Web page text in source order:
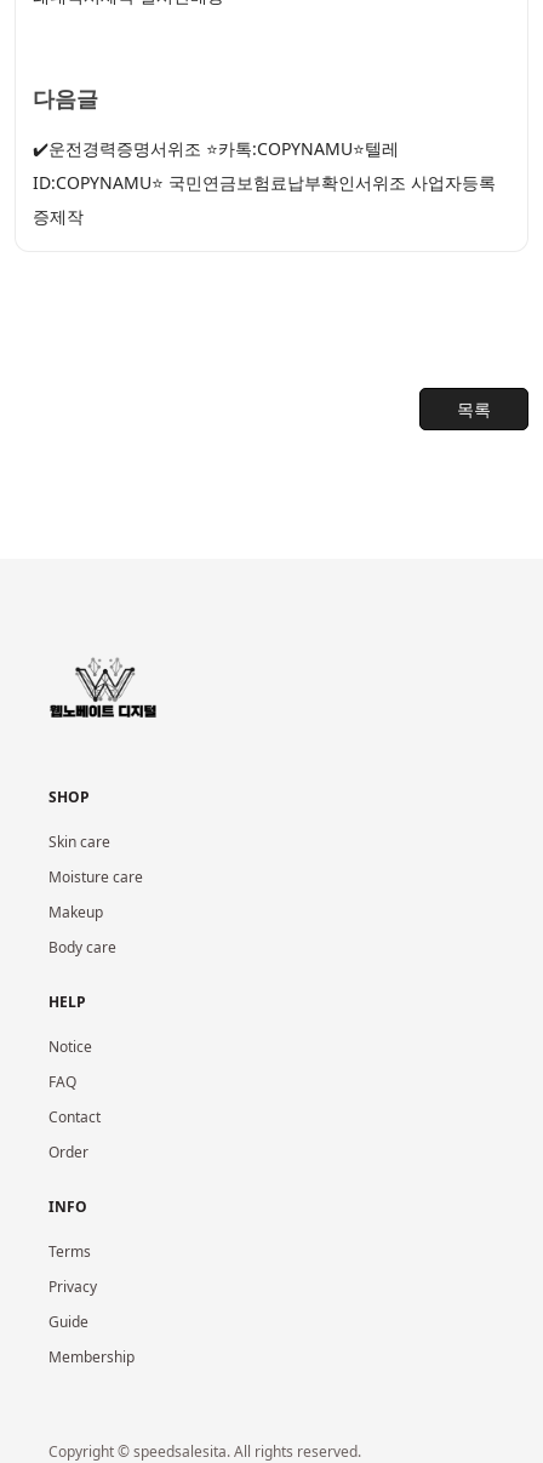
다음글
✔️운전경력증명서위조 ⭐카톡:COPYNAMU⭐텔레
ID:COPYNAMU⭐ 국민연금보험료납부확인서위조 사업자등록
증제작
목록
SHOP
Skin care
Moisture care
Makeup
Body care
HELP
Notice
FAQ
Contact
Order
INFO
Terms
Privacy
Guide
Membership
Copyright © speedsalesita. All rights reserved.